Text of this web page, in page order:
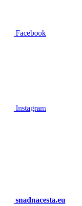
Facebook
Instagram
snadnacesta.eu